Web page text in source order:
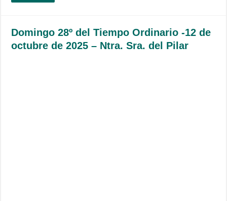
Domingo 28º del Tiempo Ordinario -12 de
octubre de 2025 – Ntra. Sra. del Pilar